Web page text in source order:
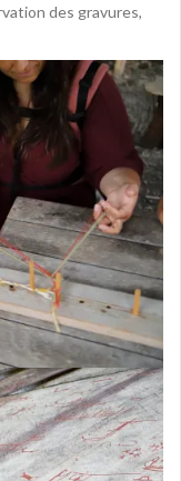
des gravures,